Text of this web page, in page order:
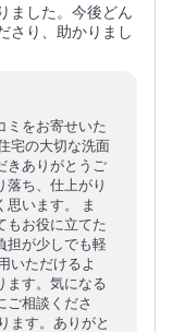
ました。今後どん
さり、助かりまし
ミをお寄せいた
宅の大切な洗面
きありがとうご
落ち、仕上がり
思います。 ま
もお役に立てた
担が少しでも軽
いただけるよ
ます。気になる
ご相談くださ
ます。ありがと